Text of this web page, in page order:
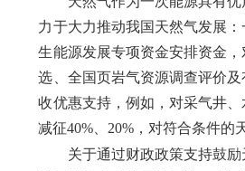
力于大力推动我国天然气发展
生能源发展专项资金安排资金
选、全国页岩气资源调查评价
收优惠支持，例如，对采气井
减征40%、20%，对符合条件
关于通过财政政策支持鼓励